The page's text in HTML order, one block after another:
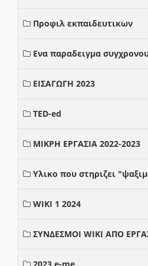
Προφιλ εκπαιδευτικων
Ενα παραδειγμα
ΕΙΣΑΓΩΓΗ 2023
TED-ed
ΜΙΚΡΗ ΕΡΓΑΣΙΑ 2022-2023
Υλικο που στηριζει
WIKI 1 2024
ΣΥΝΔΕΣΜΟΙ WIKI ΑΠΟ